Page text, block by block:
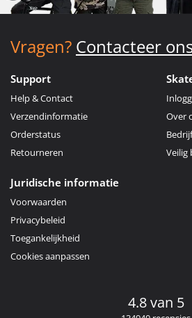
Vragen? Contacteer
Support
Help & Contact
Verzendinformatie
Orderstatus
Retourneren
Over
Veilig
Juridische informatie
Voorwaarden
Privacybeleid
Toegankelijkheid
Cookies aanpassen
4.8 van 5